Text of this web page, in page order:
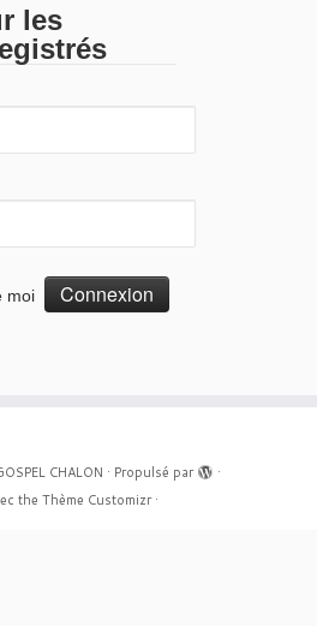
les
moi
CHALON · Propulsé par
·
the Thème Customizr·